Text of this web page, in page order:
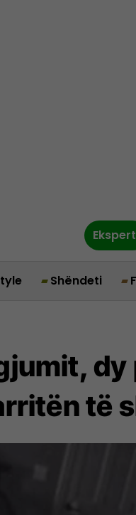
Shëndeti
dy
të